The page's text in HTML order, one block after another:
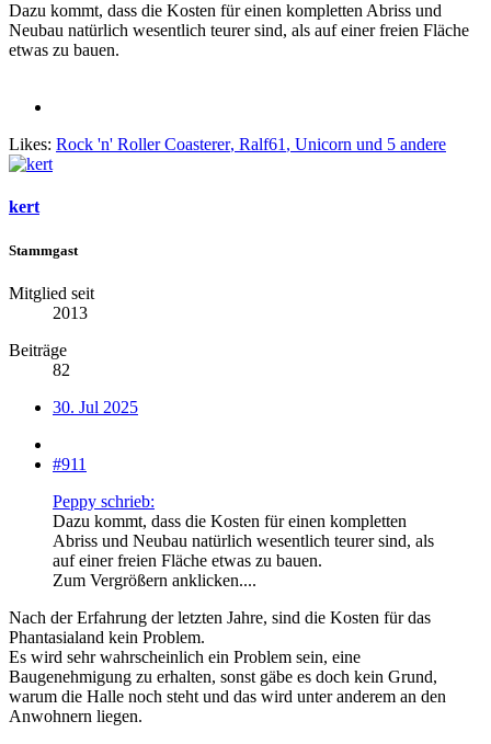
Dazu kommt, dass die Kosten für einen kompletten Abriss und
Neubau natürlich wesentlich teurer sind, als auf einer freien Fläche
etwas zu bauen.
Likes: Rock 'n' Roller Coasterer, Ralf61 , Unicorn und 5 andere
kert
Stammgast
Mitglied seit
2013
Beiträge
82
30. Jul 2025
#911
Peppy schrieb:
Dazu kommt, dass die Kosten für einen kompletten
Abriss und Neubau natürlich wesentlich teurer sind, als
auf einer freien Fläche etwas zu bauen.
Zum Vergrößern anklicken....
Nach der Erfahrung der letzten Jahre, sind die Kosten für das
Phantasialand kein Problem.
Es wird sehr wahrscheinlich ein Problem sein, eine
Baugenehmigung zu erhalten, sonst gäbe es doch kein Grund,
warum die Halle noch steht und das wird unter anderem an den
Anwohnern liegen.